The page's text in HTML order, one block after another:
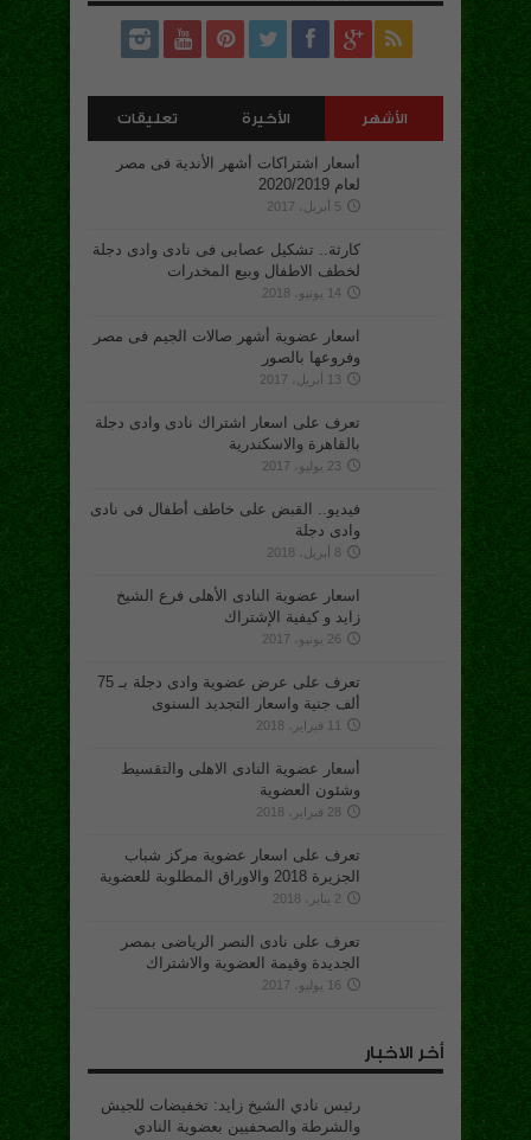
الأشهر الأخيرة تعليقات
أسعار اشتراكات أشهر الأندية فى مصر
لعام 2020/2019
5 أبريل، 2017
كارثة.. تشكيل عصابى فى نادى وادى دجلة
لخطف الاطفال وبيع المخدرات
14 يونيو، 2018
اسعار عضوية أشهر صالات الجيم فى مصر
وفروعها بالصور
13 أبريل، 2017
تعرف على اسعار اشتراك نادى وادى دجلة
بالقاهرة والاسكندرية
23 يوليو، 2017
فيديو.. القبض على خاطف أطفال فى نادى
وادى دجلة
8 أبريل، 2018
اسعار عضوية النادى الأهلى فرع الشيخ
زايد و كيفية الإشتراك
26 يونيو، 2017
تعرف على عرض عضوية وادى دجلة بـ 75
ألف جنية واسعار التجديد السنوى
11 فبراير، 2018
أسعار عضوية النادى الاهلى والتقسيط
وشئون العضوية
28 فبراير، 2018
تعرف على اسعار عضوية مركز شباب
الجزيرة 2018 والاوراق المطلوبة للعضوية
2 يناير، 2018
تعرف على نادى النصر الرياضى بمصر
الجديدة وقيمة العضوية والاشتراك
16 يوليو، 2017
أخر الاخبار
رئيس نادي الشيخ زايد: تخفيضات للجيش
والشرطة والصحفيين بعضوية النادي